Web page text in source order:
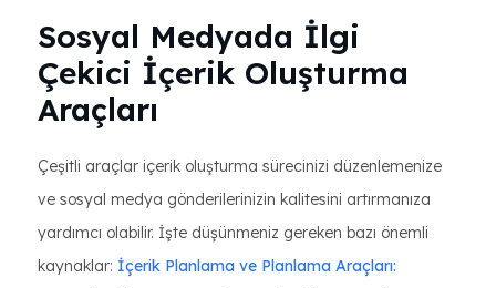
Sosyal Medyada İlgi
Çekici İçerik Oluşturma
Araçları
Çeşitli araçlar içerik oluşturma sürecinizi düzenlemenize
ve sosyal medya gönderilerinizin kalitesini artırmanıza
yardımcı olabilir. İşte düşünmeniz gereken bazı önemli
kaynaklar: İçerik Planlama ve Planlama Araçları: